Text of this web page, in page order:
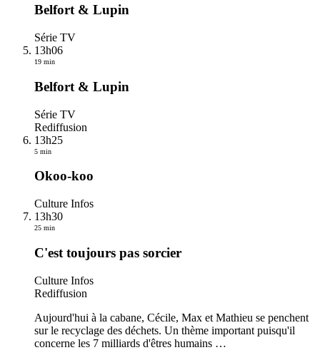
Belfort & Lupin
Série TV
13h06
19 min
Belfort & Lupin
Série TV
Rediffusion
13h25
5 min
Okoo-koo
Culture Infos
13h30
25 min
C'est toujours pas sorcier
Culture Infos
Rediffusion
Aujourd'hui à la cabane, Cécile, Max et Mathieu se penchent
sur le recyclage des déchets. Un thème important puisqu'il
concerne les 7 milliards d'êtres humains …